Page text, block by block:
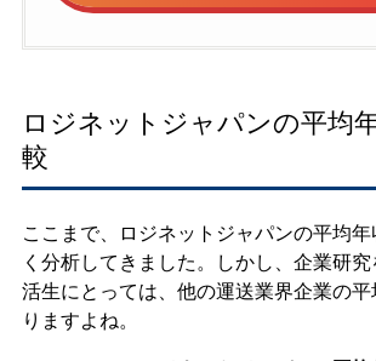
ロジネットジャパンの平均
較
ここまで、ロジネットジャパンの平均
く分析してきました。しかし、企業研
活生にとっては、他の運送業界企業の
りますよね。